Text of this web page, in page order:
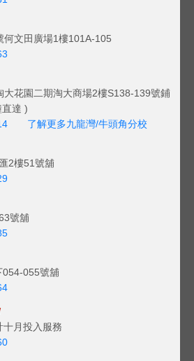
何文田廣場1樓101A-105
大花園二期淘大商場2樓S138-139號鋪
達 )
了解更多九龍灣/牛頭角分校
2樓51號舖
號舖
054-055號舖
十月投入服務